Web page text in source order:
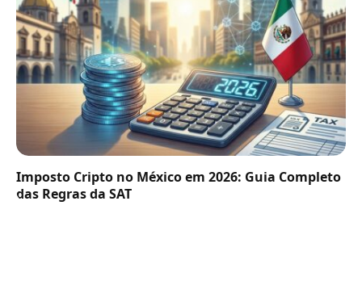
Imposto Cripto no México em 2026: Guia Completo
das Regras da SAT